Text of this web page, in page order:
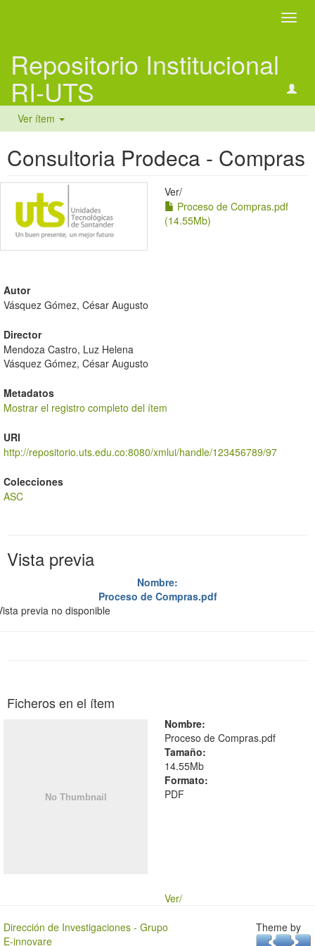
Repositorio Institucional
RI-UTS
Ver ítem
Consultoria Prodeca - Compras
Ver/
Proceso de Compras.pdf
(14.55Mb)
Autor
Vásquez Gómez, César Augusto
Director
Mendoza Castro, Luz Helena
Vásquez Gómez, César Augusto
Metadatos
Mostrar el registro completo del ítem
URI
http://repositorio.uts.edu.co:8080/xmlui/handle/123456789/97
Colecciones
ASC
Vista previa
Nombre:
Proceso de Compras.pdf
previa no disponible
Ficheros en el ítem
Nombre:
Proceso de Compras.pdf
Tamaño:
14.55Mb
Formato:
PDF
Ver/
Dirección de Investigaciones - Grupo
E-innovare
Theme by